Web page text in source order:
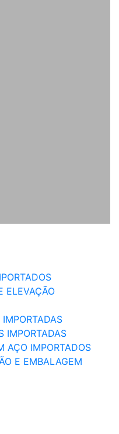
ELEVAÇÃO
IMPORTADAS
AÇO IMPORTADOS
E EMBALAGEM